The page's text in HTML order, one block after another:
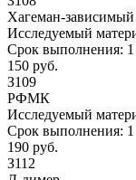
Хагеман-
Исследуемый
Срок выполнения: 1
150 руб.
З109
РФМК
Исследуемый
Срок выполнения: 1
190 руб.
З112